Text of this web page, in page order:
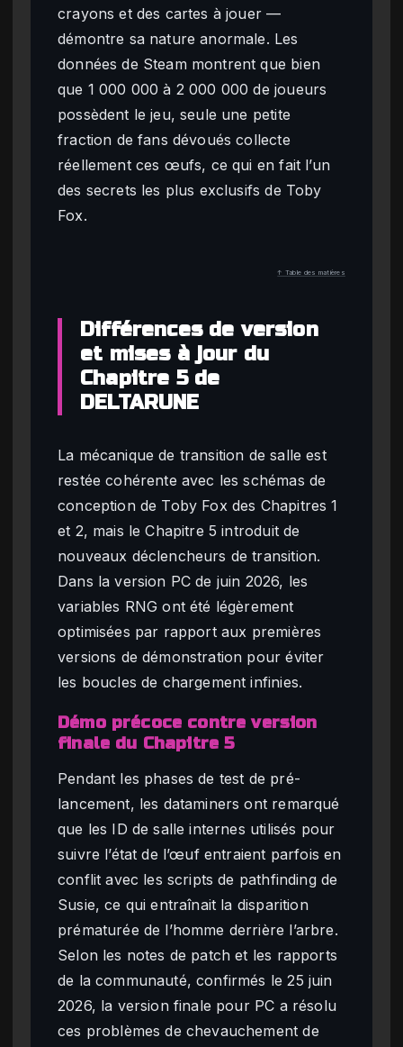
crayons et des cartes à jouer —
démontre sa nature anormale. Les
données de Steam montrent que bien
que 1 000 000 à 2 000 000 de joueurs
possèdent le jeu, seule une petite
fraction de fans dévoués collecte
réellement ces œufs, ce qui en fait l’un
des secrets les plus exclusifs de Toby
Fox.
↑ Table des matières
Différences de version
et mises à jour du
Chapitre 5 de
DELTARUNE
La mécanique de transition de salle est
restée cohérente avec les schémas de
conception de Toby Fox des Chapitres 1
et 2, mais le Chapitre 5 introduit de
nouveaux déclencheurs de transition.
Dans la version PC de juin 2026, les
variables RNG ont été légèrement
optimisées par rapport aux premières
versions de démonstration pour éviter
les boucles de chargement infinies.
Démo précoce contre version
finale du Chapitre 5
Pendant les phases de test de pré-
lancement, les dataminers ont remarqué
que les ID de salle internes utilisés pour
suivre l’état de l’œuf entraient parfois en
conflit avec les scripts de pathfinding de
Susie, ce qui entraînait la disparition
prématurée de l’homme derrière l’arbre.
Selon les notes de patch et les rapports
de la communauté, confirmés le 25 juin
2026, la version finale pour PC a résolu
ces problèmes de chevauchement de